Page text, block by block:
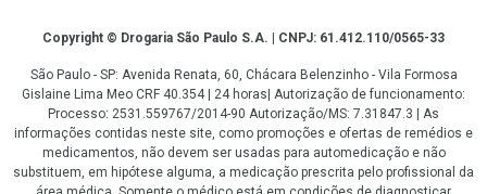
CopyrightCopyright © Drogaria São Paulo S.A. | CNPJ: 61.412.110/0565-33
São Paulo - SP: Avenida Renata, 60, Chácara Belenzinho - Vila Formosa
Gislaine Lima Meo CRF 40.354 | 24 horas| Autorização de funcionamento:
Processo: 2531.559767/2014-90 Autorização/MS: 7.31847.3 | As
informações contidas neste site, como promoções e ofertas de remédios e
medicamentos, não devem ser usadas para automedicação e não
substituem, em hipótese alguma, a medicação prescrita pelo profissional da